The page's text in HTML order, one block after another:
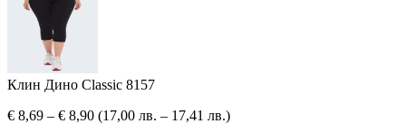
Клин Дино Classic 8157
€ 8,69 – € 8,90 (17,00 лв. – 17,41 лв.)